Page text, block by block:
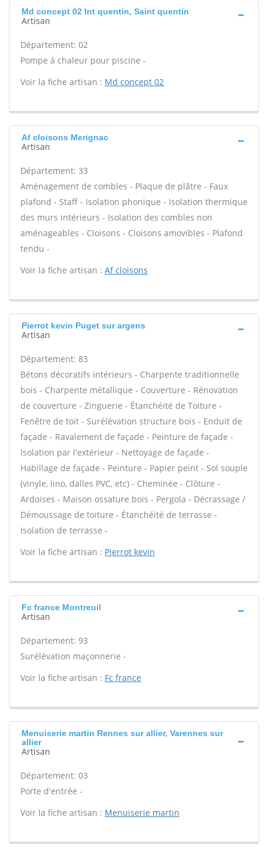
Md concept 02 Int quentin, Saint quentin
Artisan
Département: 02
Pompe à chaleur pour piscine -
Voir la fiche artisan : Md concept 02
Af cloisons Merignac
Artisan
Département: 33
Aménagement de combles - Plaque de plâtre - Faux
plafond - Staff - Isolation phonique - Isolation thermique
des murs intérieurs - Isolation des combles non
aménageables - Cloisons - Cloisons amovibles - Plafond
tendu -
Voir la fiche artisan : Af cloisons
Pierrot kevin Puget sur argens
Artisan
Département: 83
Bétons décoratifs intérieurs - Charpente traditionnelle
bois - Charpente métallique - Couverture - Rénovation
de couverture - Zinguerie - Étanchéité de Toiture -
Fenêtre de toit - Surélévation structure bois - Enduit de
façade - Ravalement de façade - Peinture de façade -
Isolation par l'extérieur - Nettoyage de façade -
Habillage de façade - Peinture - Papier peint - Sol souple
(vinyle, lino, dalles PVC, etc) - Cheminée - Clôture -
Ardoises - Maison ossature bois - Pergola - Décrassage /
Démoussage de toiture - Étanchéité de terrasse -
Isolation de terrasse -
Voir la fiche artisan : Pierrot kevin
Fc france Montreuil
Artisan
Département: 93
Surélévation maçonnerie -
Voir la fiche artisan : Fc france
Menuiserie martin Rennes sur allier, Varennes sur
allier
Artisan
Département: 03
Porte d'entrée -
Voir la fiche artisan : Menuiserie martin